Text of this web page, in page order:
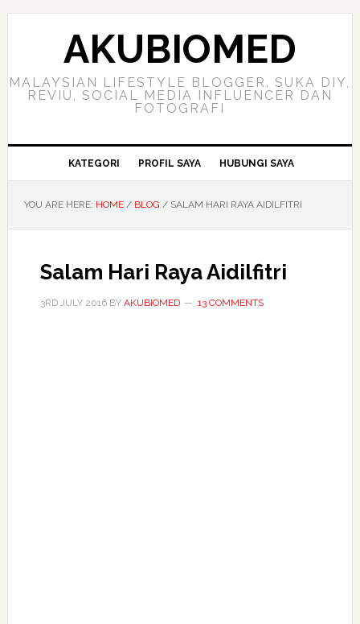
Skip
Skip
Skip
AKUBIOMED
MALAYSIAN LIFESTYLE BLOGGER. SUKA DIY,
REVIU, SOCIAL MEDIA INFLUENCER DAN
FOTOGRAFI
KATEGORI PROFIL SAYA HUBUNGI SAYA
YOU ARE HERE: HOME / BLOG /SALAM HARI RAYA AIDILFITRI
Salam Hari Raya Aidilfitri
3RD JULY 2016BY AKUBIOMED 13 COMMENTS